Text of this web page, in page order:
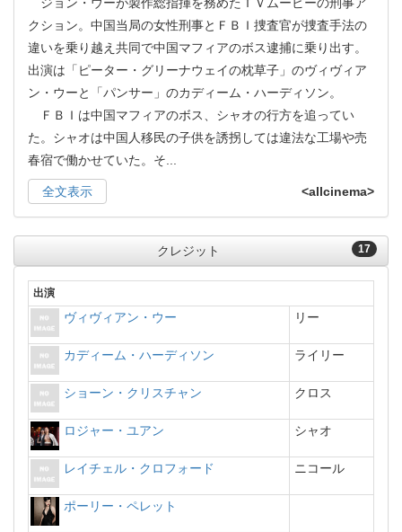
クション。中国当局の女性刑事とＦＢＩ捜査官が捜査手法の
違いを乗り越え共同で中国マフィアのボス逮捕に乗り出す。
出演は「ピーター・グリーナウェイの枕草子」のヴィヴィア
ン・ウーと「パンサー」のカディーム・ハーディソン。
ＦＢＩは中国マフィアのボス、シャオの行方を追ってい
た。シャオは中国人移民の子供を誘拐しては違法な工場や売
春宿で働かせていた。そ
全文表示 <allcinema>
17
クレジット
出演
ヴィヴィアン・ウー リー
カディーム・ハーディソン ライリー
ショーン・クリスチャン クロス
ロジャー・ユアン シャオ
レイチェル・クロフォード ニコール
ポーリー・ペレット